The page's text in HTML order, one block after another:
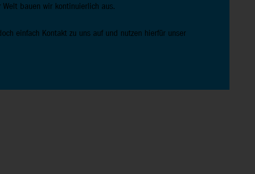
bauen wir kontinuierlich aus.
einfach Kontakt zu uns auf und nutzen hierfür unser